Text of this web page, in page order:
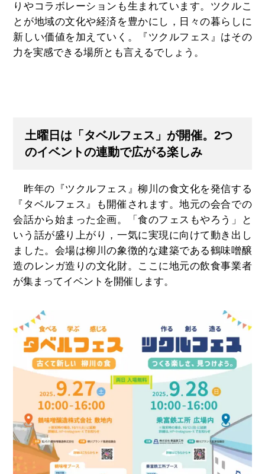
りやコラボレーションも生まれています。ツクルこ
とが地域の文化や経済を豊かにし，日々の暮らしに
新しい価値を加えていく。『ツクルフェス』はその
力を実感できる場所とも言えるでしょう。
土曜日は「タベルフェス」が開催。2つ
のイベントの連動で広がる楽しみ
昨年の『ツクルフェス』柳川の食文化を発信する
『タベルフェス』も開催されます。地元の会合での
会話から始まった企画。「食のフェスもやろう」と
いう話が盛り上がり，一気に実現に向けて動き出し
ました。会場は柳川の象徴的な建築である鶴味噌醸
造のレンガ造りの文化財。ここに地元の飲食事業者
が集まってイベントを開催します。